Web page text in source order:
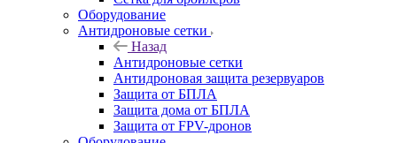
Оборудование
Антидроновые сетки
Назад
Антидроновые сетки
Антидроновая защита резервуаров
Защита от БПЛА
Защита дома от БПЛА
Защита от FPV-дронов